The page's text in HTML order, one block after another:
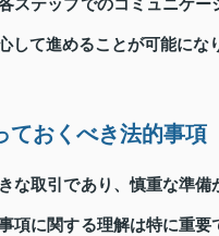
ステップでのコミュニケー
して進めることが可能にな
ておくべき法的事項
な取引であり、慎重な準備
項に関する理解は特に重要